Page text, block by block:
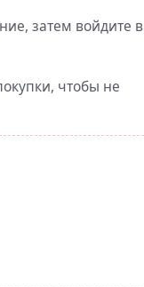
затем войдите в
чтобы не